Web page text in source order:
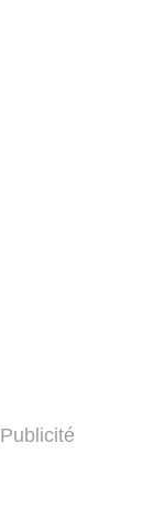
Publicité